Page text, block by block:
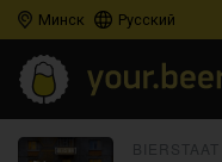
Минск Русский